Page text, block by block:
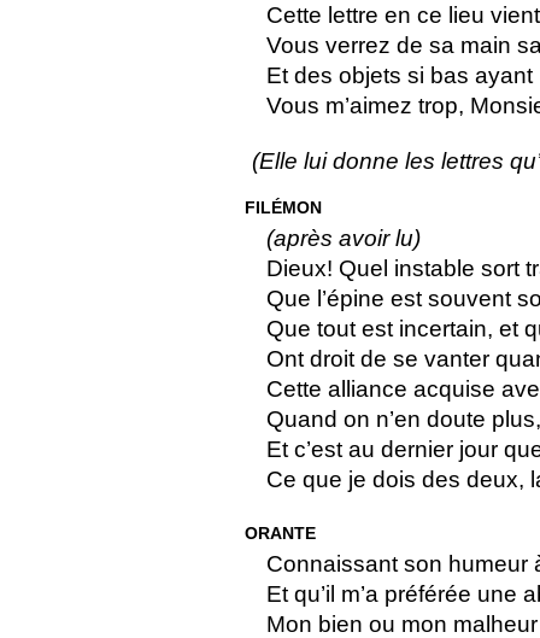
Cette lettre en ce lieu
Vous verrez de sa main
Et des objets si bas ayant
Vous m’aimez trop,
(Elle lui donne les lettres
FILÉMON
(après avoir lu)
Dieux! Quel instable sort
Que l’épine est souvent
Que tout est incertain, et
Ont droit de se vanter
Cette alliance acquise
Quand on n’en doute
Et c’est au dernier jour
Ce que je dois des deux,
ORANTE
Connaissant son humeur
Et qu’il m’a préférée une
Mon bien ou mon